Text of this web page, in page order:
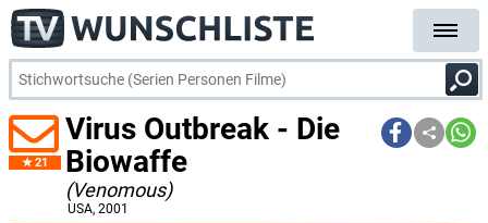
21
Virus Outbreak - Die
Biowaffe
(Venomous)
USA, 2001